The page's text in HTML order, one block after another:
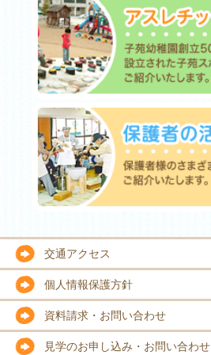
交通アクセス
個人情報保護方針
資料請求・お問い合わせ
見学のお申し込み・お問い合わせ